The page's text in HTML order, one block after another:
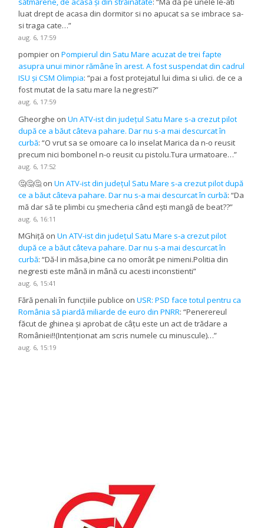
luat drept de acasa din dormitor si no apucat sa se imbrace sa-
si traga cate…”
aug. 6, 17:59
pompier onPompierul din Satu Mare acuzat de trei fapte
asupra unui minor rămâne în arest. A fost suspendat din cadrul
ISU și CSM Olimpia: “pai a fost protejatul lui dima si ulici. de ce a
fost mutat de la satu mare la negresti?”
aug. 6, 17:59
Gheorghe onUn ATV-ist din județul Satu Mare s-a crezut pilot
după ce a băut câteva pahare. Dar nu s-a mai descurcat în
curbă: “O vrut sa se omoare ca lo inselat Marica da n-o reusit
precum nici bombonel n-o reusit cu pistolu.Tura urmatoare…”
aug. 6, 17:52
🤔🤔🤔 onUn ATV-ist din județul Satu Mare s-a crezut pilot după
ce a băut câteva pahare. Dar nu s-a mai descurcat în curbă: “Da
mă dar să te plimbi cu șmecheria când ești mangă de beat??”
aug. 6, 16:11
MGhiță onUn ATV-ist din județul Satu Mare s-a crezut pilot
după ce a băut câteva pahare. Dar nu s-a mai descurcat în
curbă: “Dă-l in măsa,bine ca no omorât pe nimeni.Politia din
negresti este mână in mână cu acesti inconstienti”
aug. 6, 15:41
Fără penali în funcțiile publice onUSR: PSD face totul pentru ca
România să piardă miliarde de euro din PNRR: “Penerereul
făcut de ghinea și aprobat de câțu este un act de trădare a
României!!(Intenționat am scris numele cu minuscule)…”
aug. 6, 15:19